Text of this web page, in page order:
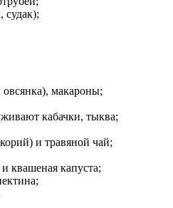
судак);
макароны;
кабачки, тыква;
и травяной чай;
квашеная капуста;